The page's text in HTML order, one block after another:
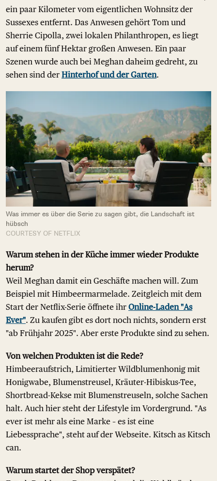
ein paar Kilometer vom eigentlichen Wohnsitz der
Sussexes entfernt. Das Anwesen gehört Tom und
Sherrie Cipolla, zwei lokalen Philanthropen, es liegt
auf einem fünf Hektar großen Anwesen. Ein paar
Szenen wurde auch bei Meghan daheim gedreht, zu
sehen sind der Hinterhof und der Garten.
Was immer es über die Serie zu sagen gibt, die Landschaft ist
hübsch
COURTESY OF NETFLIX
Warum stehen in der Küche immer wieder Produkte
herum?
Weil Meghan damit ein Geschäfte machen will. Zum
Beispiel mit Himbeermarmelade. Zeitgleich mit dem
Start der Netflix-Serie öffnete ihr Online-Laden "As
Ever". Zu kaufen gibt es dort noch nichts, sondern erst
"ab Frühjahr 2025". Aber erste Produkte sind zu sehen.
Von welchen Produkten ist die Rede?
Himbeeraufstrich, Limitierter Wildblumenhonig mit
Honigwabe, Blumenstreusel, Kräuter-Hibiskus-Tee,
Shortbread-Kekse mit Blumenstreuseln, solche Sachen
halt. Auch hier steht der Lifestyle im Vordergrund. "As
ever ist mehr als eine Marke – es ist eine
Liebessprache", steht auf der Webseite. Kitsch as Kitsch
can.
Warum startet der Shop verspätet?